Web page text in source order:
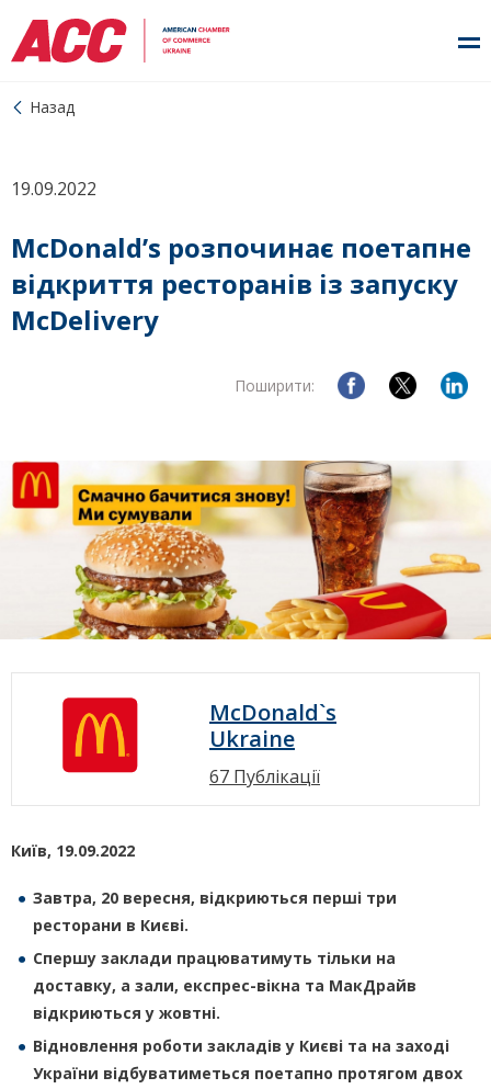
Назад
19.09.2022
McDonald’s розпочинає поетапне
відкриття ресторанів із запуску
McDelivery
Поширити:
McDonald`s
Ukraine
67 Публікації
Київ, 19.09.2022
Завтра, 20 вересня, відкриються перші три
ресторани в Києві.
Спершу заклади працюватимуть тільки на
доставку, а зали, експрес-вікна та МакДрайв
відкриються у жовтні.
Відновлення роботи закладів у Києві та на заході
України відбуватиметься поетапно протягом двох